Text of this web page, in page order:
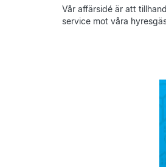
Vår affärsidé är att
service mot våra